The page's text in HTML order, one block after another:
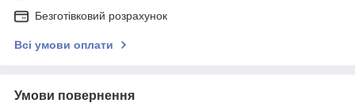
Безготівковий розрахунок
Всі умови оплати
Умови повернення